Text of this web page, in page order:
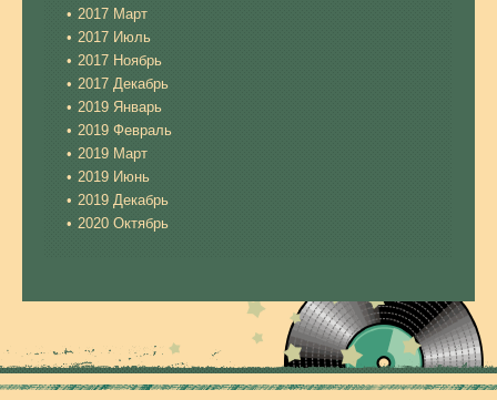
2017 Март
2017 Июль
2017 Ноябрь
2017 Декабрь
2019 Январь
2019 Февраль
2019 Март
2019 Июнь
2019 Декабрь
2020 Октябрь